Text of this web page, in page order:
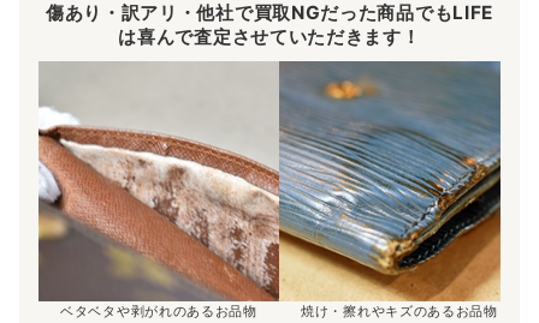
傷あり・訳アリ・他社で買取NGだった商品でもLIFE
は喜んで査定させていただきます！
ベタベタや剥がれのあるお品物 焼け・擦れやキズのあるお品物